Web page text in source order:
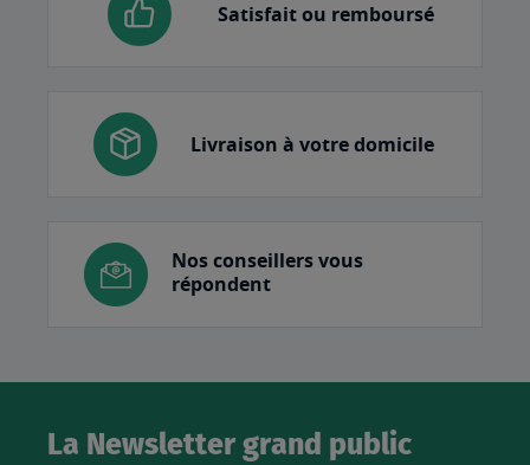
Satisfait ou remboursé
Livraison à votre domicile
Nos conseillers vous
répondent
La Newsletter grand public